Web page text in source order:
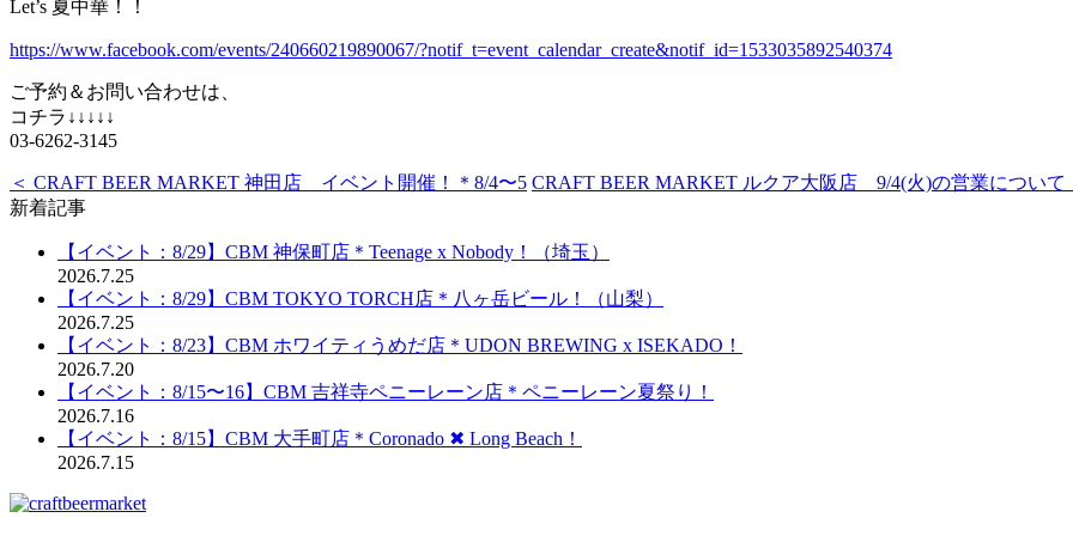
Let’s 夏中華！！
https://www.facebook.com/events/240660219890067/?notif_t=event_calendar_create&notif_id=1533035892540374
ご予約＆お問い合わせは、
コチラ↓↓↓↓↓
03-6262-3145
＜ CRAFT BEER MARKET 神田店 イベント開催！＊8/4〜5 CRAFT BEER MARKET ルクア大阪店 9/4(火)の営業について
新着記事
【イベント：8/29】CBM 神保町店＊Teenage x Nobody！（埼玉）
2026.7.25
【イベント：8/29】CBM TOKYO TORCH店＊八ヶ岳ビール！（山梨）
2026.7.25
【イベント：8/23】CBM ホワイティうめだ店＊UDON BREWING x ISEKADO！
2026.7.20
【イベント：8/15〜16】CBM 吉祥寺ペニーレーン店＊ペニーレーン夏祭り！
2026.7.16
【イベント：8/15】CBM 大手町店＊Coronado ✖︎ Long Beach！
2026.7.15